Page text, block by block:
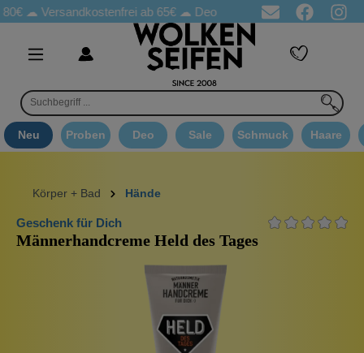
☁Versandkostenfrei ab 65€☁ Deo Proben in jeder Bestellung
Neu Proben Deo Sale Schmuck Haare
Körper + Bad Hände
Geschenk für Dich
Männerhandcreme Held des Tages